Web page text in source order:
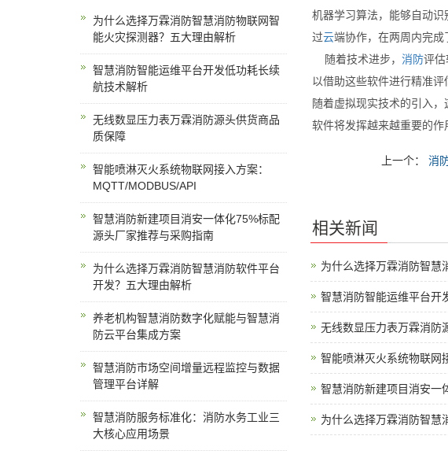
机器学习算法，能够自动识
过云端协作，在两周内完成
随着技术进步， 消防评估
以借助这些软件进行精准
随着虚拟现实技术的引入
软件将发挥越来越重要的作
上一个： 消
相关新闻
为什么选择万霖消防智慧
智慧消防智能运维平台开
无线数显压力表万霖消防
智能喷淋灭火系统物联网
智慧消防新建项目消安一
为什么选择万霖消防智慧
为什么选择万霖消防智慧消防物联网智
能火灾探测器？五大理由解析
智慧消防智能运维平台开发低功耗长续
航技术解析
无线数显压力表万霖消防源头供货商品
质保障
智能喷淋灭火系统物联网接入方案：
MQTT/MODBUS/API
智慧消防新建项目消安一体化75%标配
源头厂家推荐与采购指南
为什么选择万霖消防智慧消防软件平台
开发？五大理由解析
养老机构智慧消防数字化赋能与智慧消
防云平台集成方案
智慧消防市场空间增量远程监控与数据
管理平台详解
智慧消防服务标准化：消防水务工业三
大核心应用场景